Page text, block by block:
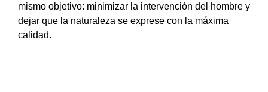
mismo objetivo: minimizar la intervención del hombre y
dejar que la naturaleza se exprese con la máxima
calidad.